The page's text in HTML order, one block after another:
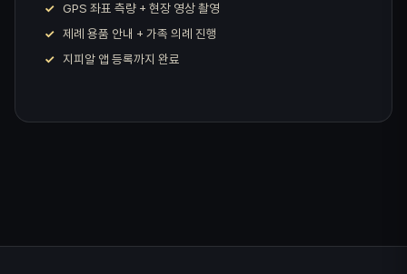
GPS 좌표 측량 + 현장 영상 촬영
제례 용품 안내 + 가족 의례 진행
지피알 앱 등록까지 완료